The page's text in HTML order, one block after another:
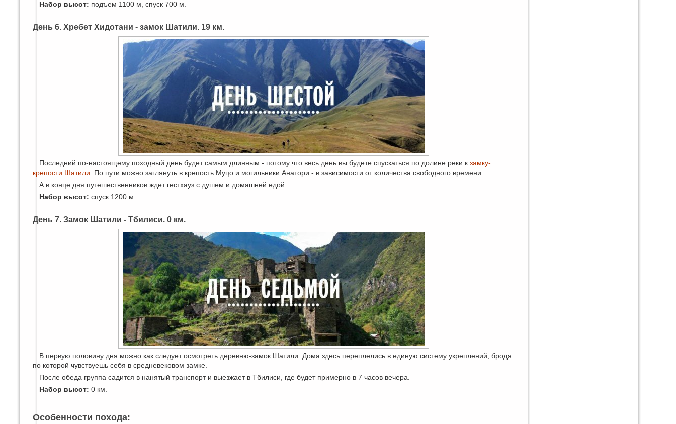
Набор высот: подъем 1100 м, спуск 700 м.
День 6. Хребет Хидотани - замок Шатили. 19 км.
Последний по-настоящему походный день будет самым длинным - потому что весь день вы будете спускаться по долине реки к замку-
крепости Шатили . По пути можно заглянуть в крепость Муцо и могильники Анатори - в зависимости от количества свободного времени.
А в конце дня путешественников ждет гестхауз с душем и домашней едой.
Набор высот: спуск 1200 м.
День 7. Замок Шатили - Тбилиси. 0 км.
В первую половину дня можно как следует осмотреть деревню-замок Шатили. Дома здесь переплелись в единую систему укреплений, бродя
по которой чувствуешь себя в средневековом замке.
После обеда группа садится в нанятый транспорт и выезжает в Тбилиси, где будет примерно в 7 часов вечера.
Набор высот: 0 км.
Особенности похода: